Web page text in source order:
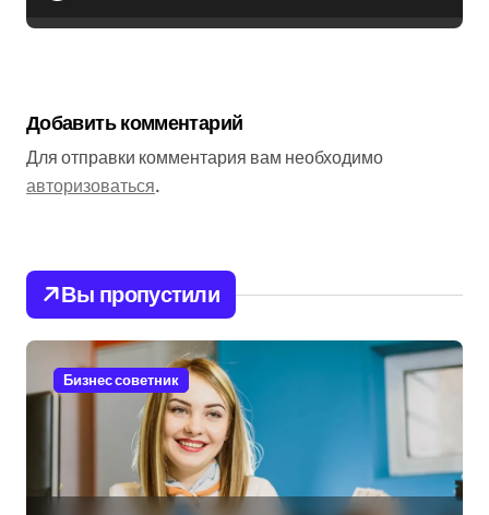
Добавить комментарий
Для отправки комментария вам необходимо
авторизоваться.
Вы пропустили
Бизнес советник